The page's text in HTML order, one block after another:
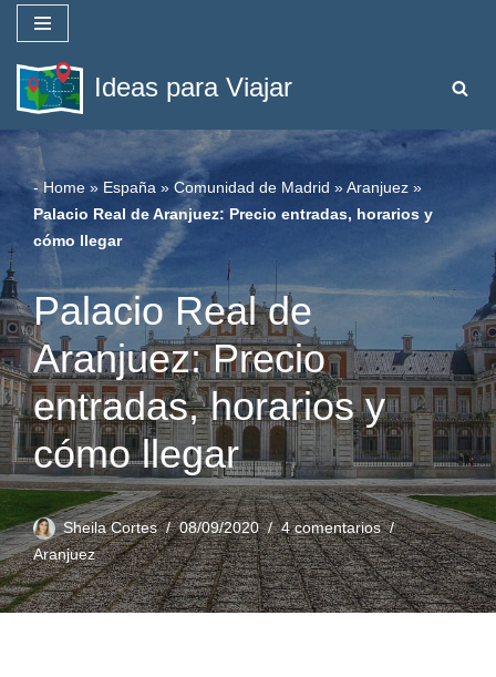
Saltar
al
contenido
Ideas para Viajar
- Home » España » Comunidad de Madrid »Aranjuez »
Palacio Real de Aranjuez: Precio entradas, horarios y
cómo llegar
Palacio Real de
Aranjuez: Precio
entradas, horarios y
cómo llegar
Sheila Cortes 08/09/2020
4 comentarios
Aranjuez